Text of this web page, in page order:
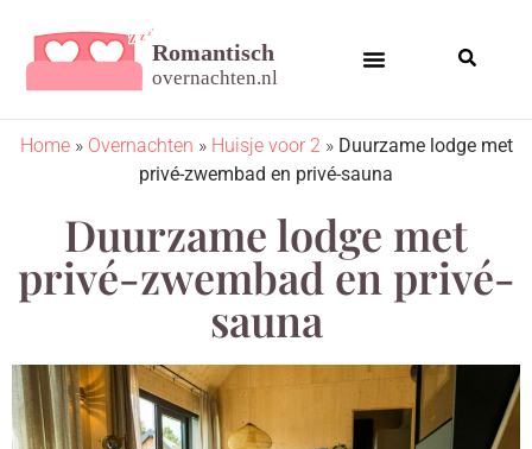
Home» Overnachten » Huisje voor 2» Duurzame lodge met
privé-zwembad en privé-sauna
Duurzame lodge met
privé-zwembad en privé-
sauna